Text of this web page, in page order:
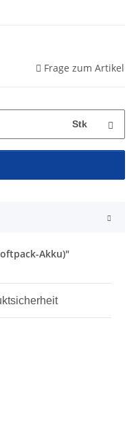
Frage zum Artikel
Stk
Akku)"